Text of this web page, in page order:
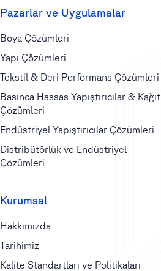
Pazarlar ve Uygulamalar
Boya Çözümleri
Yapı Çözümleri
Tekstil & Deri Performans Çözümleri
Basınca Hassas Yapıştırıcılar & Kağıt
Çözümleri
Endüstriyel Yapıştırıcılar Çözümleri
Distribütörlük ve Endüstriyel
Çözümleri
Kurumsal
Hakkımızda
Tarihimiz
Kalite Standartları ve Politikaları